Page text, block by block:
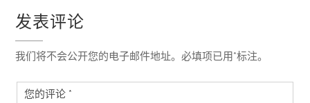
航
发表评论
我们将不会公开您的电子邮件地址。必填项已用*标注。